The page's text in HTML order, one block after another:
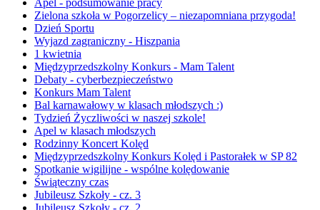
Apel - podsumowanie pracy
Zielona szkoła w Pogorzelicy – niezapomniana przygoda!
Dzień Sportu
Wyjazd zagraniczny - Hiszpania
1 kwietnia
Międzyprzedszkolny Konkurs - Mam Talent
Debaty - cyberbezpieczeństwo
Konkurs Mam Talent
Bal karnawałowy w klasach młodszych :)
Tydzień Życzliwości w naszej szkole!
Apel w klasach młodszych
Rodzinny Koncert Kolęd
Międzyprzedszkolny Konkurs Kolęd i Pastorałek w SP 82
Spotkanie wigilijne - wspólne kolędowanie
Świąteczny czas
Jubileusz Szkoły - cz. 3